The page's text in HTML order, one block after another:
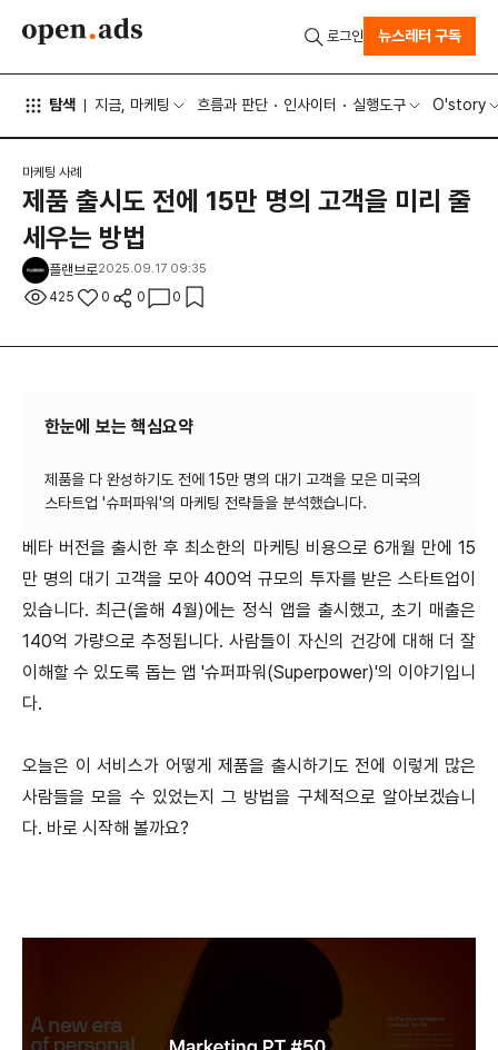
탐색 지금, 마케팅 흐름과 판단 인사이터 실행도구 O'story
로그인 뉴스레터 구독
마케팅 사례
제품 출시도 전에 15만 명의 고객을 미리 줄
세우는 방법
플랜브로2025.09.17 09:35
425 0 0 0
한눈에 보는 핵심요약
제품을 다 완성하기도 전에 15만 명의 대기 고객을 모은 미국의
베타 버전을 출시한 후 최소한의 마케팅 비용으로 6개월 만에 15
만 명의 대기 고객을 모아 400억 규모의 투자를 받은 스타트업이
있습니다. 최근(올해 4월)에는 정식 앱을 출시했고, 초기 매출은
140억 가량으로 추정됩니다. 사람들이 자신의 건강에 대해 더 잘
이해할 수 있도록 돕는 앱 '슈퍼파워(Superpower)'의 이야기입니
다.
오늘은 이 서비스가 어떻게 제품을 출시하기도 전에 이렇게 많은
사람들을 모을 수 있었는지 그 방법을 구체적으로 알아보겠습니
다. 바로 시작해 볼까요?